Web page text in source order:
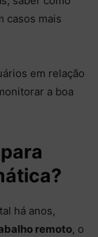
casos mais
em relação
a boa
há anos,
remoto, o